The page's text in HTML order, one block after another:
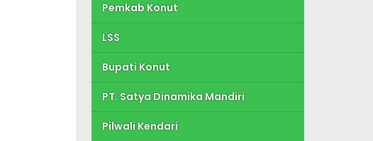
Pemkab Konut
LSS
Bupati Konut
PT. Satya Dinamika Mandiri
Pilwali Kendari